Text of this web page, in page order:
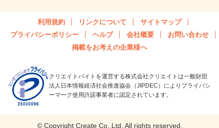
利用規約 リンクについて
サイトマップ
プライバシーポリシー
ヘルプ 会社概要
お問い合わせ
掲載をお考えの企業様へ
クリエイトバイトを運営する株式会社クリエイトは一般財団
法人日本情報経済社会推進協会（JIPDEC）によりプライバシ
ーマーク使用許諾事業者に認定されています。
© Copyright Create Co.,Ltd. All rights reserved.